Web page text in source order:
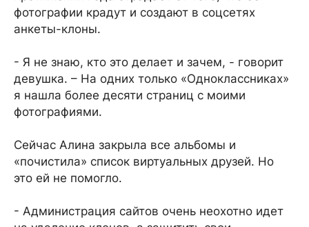
фотографии крадут и создают в соцсетях
анкеты-клоны.
- Я не знаю, кто это делает и зачем, - говорит
девушка. – На одних только «Одноклассниках»
я нашла более десяти страниц с моими
фотографиями.
Сейчас Алина закрыла все альбомы и
«почистила» список виртуальных друзей. Но
это ей не помогло.
- Администрация сайтов очень неохотно идет